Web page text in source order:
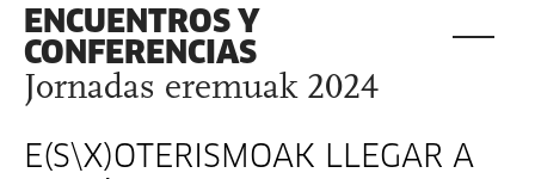
ENCUENTROS Y
CONFERENCIAS
Jornadas eremuak 2024
E(S\X)OTERISMOAK LLEGAR A